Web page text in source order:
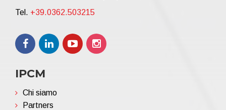
Tel. +39.0362.503215
IPCM
Chi siamo
Partners